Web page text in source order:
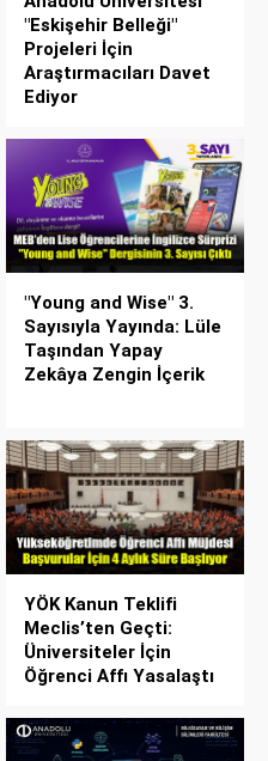
"Eskişehir Belleği"
Projeleri İçin
Araştırmacıları Davet
Ediyor
"Young and Wise" 3.
Sayısıyla Yayında: Lüle
Taşından Yapay
Zekâya Zengin İçerik
YÖK Kanun Teklifi
Meclis’ten Geçti:
Üniversiteler İçin
Öğrenci Affı Yasalaştı